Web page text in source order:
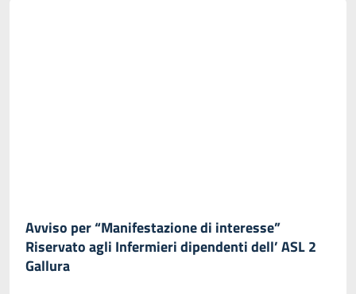
Avviso per “Manifestazione di interesse”
Riservato agli Infermieri dipendenti dell’ ASL 2
Gallura